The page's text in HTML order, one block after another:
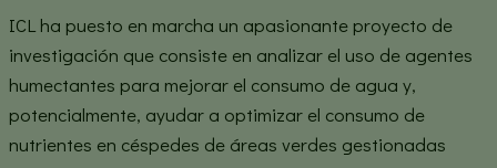
ICL ha puesto en marcha un apasionante proyecto de
investigación que consiste en analizar el uso de agentes
humectantes para mejorar el consumo de agua y,
potencialmente, ayudar a optimizar el consumo de
nutrientes en céspedes de áreas verdes gestionadas